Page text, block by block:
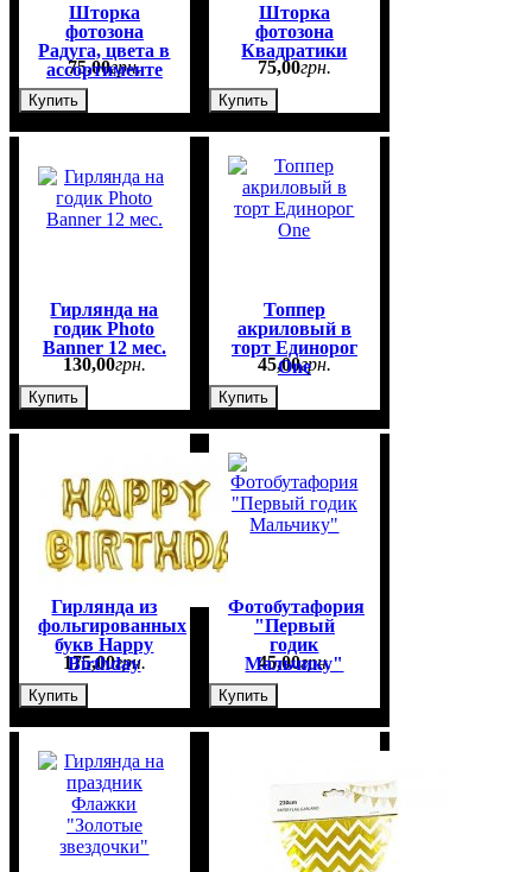
Шторка
фотозона
Радуга, цвета в
ассортименте
75,00грн.
Купить
Шторка
фотозона
Квадратики
75,00грн.
Купить
Гирлянда на
годик Photo
Banner 12 мес.
130,00грн.
Купить
Топпер
акриловый в
торт Единорог
One
45,00грн.
Купить
Гирлянда из
фольгированных
букв Happy
Birthday
Золото
175,00грн.
Купить
Фотобутафория
"Первый
годик
Мальчику"
45,00грн.
Купить